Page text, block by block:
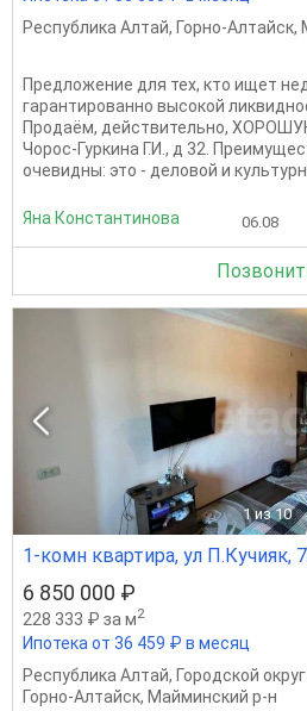
Республика Алтай, Горно-Алтайск,
Предложение для тех, кто ищет
гарантированно высокой
Продаём, действительно,
Чорос-Гуркина Г.И., д 32.
очевидны: это - деловой и
Яна Константинова 06.08
1 из 10
1-комн квартира, ул П.Кучияк,
6 850 000 ₽
228 333 ₽ за м2
Ипотека от 36 459 ₽ в месяц
Республика Алтай, Городской
Горно-Алтайск, Майминский р-н